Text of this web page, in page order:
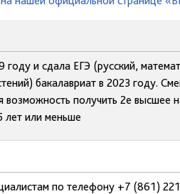
году и сдала ЕГЭ (русский,
бакалавриат в 2023 году.
получить 2е высшее
лет или меньше
по телефону +7 (861)